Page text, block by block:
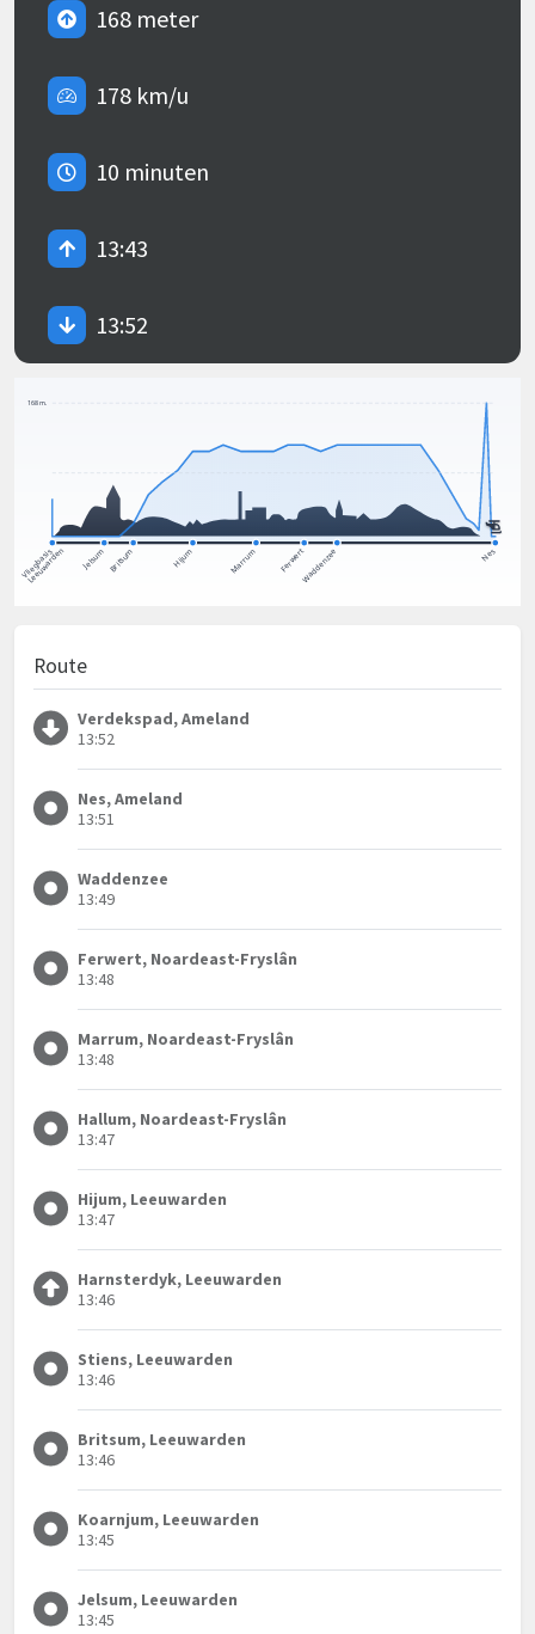
168 meter
178 km/u
10 minuten
13:43
13:52
Route
Verdekspad, Ameland
13:52
Nes, Ameland
13:51
Waddenzee
13:49
Ferwert, Noardeast-Fryslân
13:48
Marrum, Noardeast-Fryslân
13:48
Hallum, Noardeast-Fryslân
13:47
Hijum, Leeuwarden
13:47
Harnsterdyk, Leeuwarden
13:46
Stiens, Leeuwarden
13:46
Britsum, Leeuwarden
13:46
Koarnjum, Leeuwarden
13:45
Jelsum, Leeuwarden
13:45